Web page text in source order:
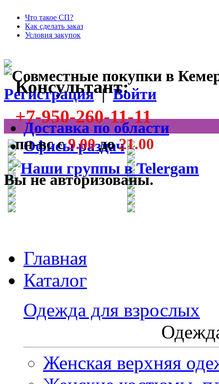
Что такое СП?
Как сделать заказ
Условия закупок
Консультант:
+7-950-260-11-11
пн-вс с9.00до21.00
Регистрация|Войти
Доставка по области
Офисы раздач
Вы не авторизованы.
Главная
Каталог
Одежда для взрослых
Женская верхняя